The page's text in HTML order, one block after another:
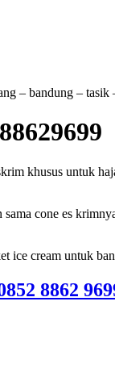
– bandung – tasik
khusus untuk
cone es
ice cream untuk
8862